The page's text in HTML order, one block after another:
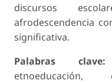
discursos
afrodescendencia
significativa.
Palabras clave: